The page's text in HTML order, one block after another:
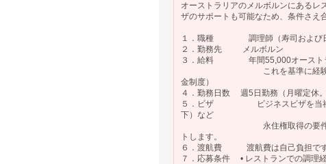
オーストラリアのメルボルンにあるレ
ザのサポートも可能なため、条件さえ
１．職種 調理師（寿司および日
２．勤務先 メルボルン
３．給料 年間55,000オーストラリ
これを基準に経験・能力を考
金制度）
４．勤務日数 週5日勤務（月曜定休
５．ビザ ビジネスビザを当社で
下）など
永住権取得の要件を満たして
トします。
６．渡航費 渡航費は自己負担です
７．応募条件 • レストランでの調理